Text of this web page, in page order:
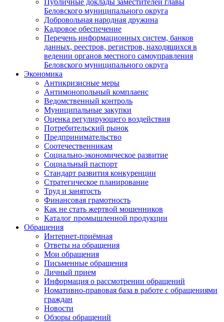
Публичные доклады заместителей главы
Беловского муниципального округа
Добровольная народная дружина
Кадровое обеспечение
Перечень информационных систем, банков
данных, реестров, регистров, находящихся в
ведении органов местного самоуправления
Беловского муниципального округа
Экономика
Антикризисные меры
Антимонопольный комплаенс
Ведомственный контроль
Муниципальные закупки
Оценка регулирующего воздействия
Потребительский рынок
Предпринимательство
Соотечественникам
Социально-экономическое развитие
Социальный паспорт
Стандарт развития конкуренции
Стратегическое планирование
Труд и занятость
Финансовая грамотность
Как не стать жертвой мошенников
Каталог промышленной продукции
Обращения
Интернет-приёмная
Ответы на обращения
Мои обращения
Письменные обращения
Личный прием
Информация о рассмотрении обращений
Номативно-правовая база в работе с обращениями
граждан
Новости
Обзоры обращений